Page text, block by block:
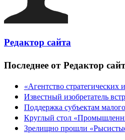
Редактор сайта
Последнее от Редактор
«Агентство
Известный изобретатель
Поддержка субъектам
Круглый стол
Зрелищно прошли